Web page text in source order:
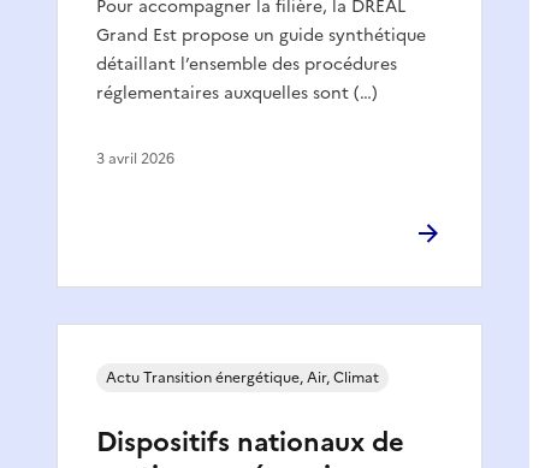
Pour accompagner la filière, la DREAL
Grand Est propose un guide synthétique
détaillant l’ensemble des procédures
réglementaires auxquelles sont (…)
3 avril 2026
Dispositifs nationaux de
Actu Transition énergétique, Air, Climat